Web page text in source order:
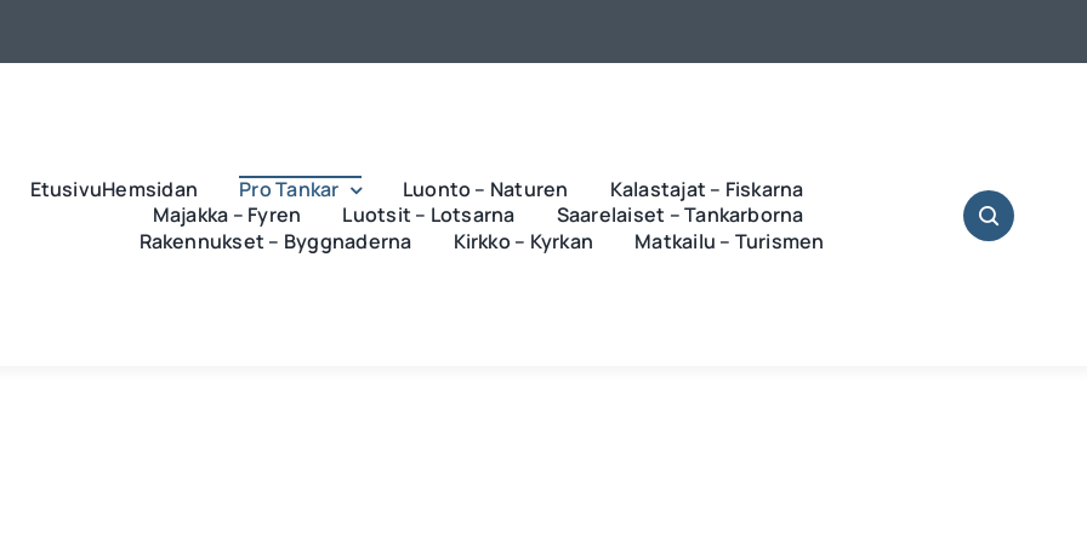
EtusivuHemsidan Pro Tankar Luonto – Naturen
Kalastajat – Fiskarna
Majakka – Fyren
Luotsit – Lotsarna
Saarelaiset – Tankarborna
Rakennukset – Byggnaderna
Kirkko – Kyrkan Matkailu – Turismen